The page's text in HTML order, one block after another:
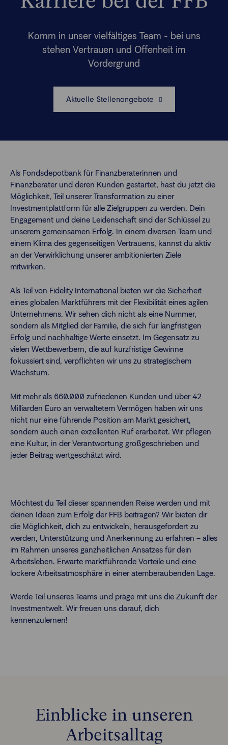
Komm in unser vielfältiges Team - bei uns
stehen Vertrauen und Offenheit im
Vordergrund
Aktuelle Stellenangebote
Als Fondsdepotbank für Finanzberaterinnen und
Finanzberater und deren Kunden gestartet, hast du jetzt die
Möglichkeit, Teil unserer Transformation zu einer
Investmentplattform für alle Zielgruppen zu werden. Dein
Engagement und deine Leidenschaft sind der Schlüssel zu
unserem gemeinsamen Erfolg. In einem diversen Team und
einem Klima des gegenseitigen Vertrauens, kannst du aktiv
an der Verwirklichung unserer ambitionierten Ziele
mitwirken.
Als Teil von Fidelity International bieten wir die Sicherheit
eines globalen Marktführers mit der Flexibilität eines agilen
Unternehmens. Wir sehen dich nicht als eine Nummer,
sondern als Mitglied der Familie, die sich für langfristigen
Erfolg und nachhaltige Werte einsetzt. Im Gegensatz zu
vielen Wettbewerbern, die auf kurzfristige Gewinne
fokussiert sind, verpflichten wir uns zu strategischem
Wachstum.
Mit mehr als 660.000 zufriedenen Kunden und über 42
Milliarden Euro an verwaltetem Vermögen haben wir uns
nicht nur eine führende Position am Markt gesichert,
sondern auch einen exzellenten Ruf erarbeitet. Wir pflegen
eine Kultur, in der Verantwortung großgeschrieben und
jeder Beitrag wertgeschätzt wird.
Möchtest du Teil dieser spannenden Reise werden und mit
deinen Ideen zum Erfolg der FFB beitragen? Wir bieten dir
die Möglichkeit, dich zu entwickeln, herausgefordert zu
werden, Unterstützung und Anerkennung zu erfahren – alles
im Rahmen unseres ganzheitlichen Ansatzes für dein
Arbeitsleben. Erwarte marktführende Vorteile und eine
lockere Arbeitsatmosphäre in einer atemberaubenden Lage.
Werde Teil unseres Teams und präge mit uns die Zukunft der
Investmentwelt. Wir freuen uns darauf, dich
kennenzulernen!
Einblicke in unseren
Arbeitsalltag